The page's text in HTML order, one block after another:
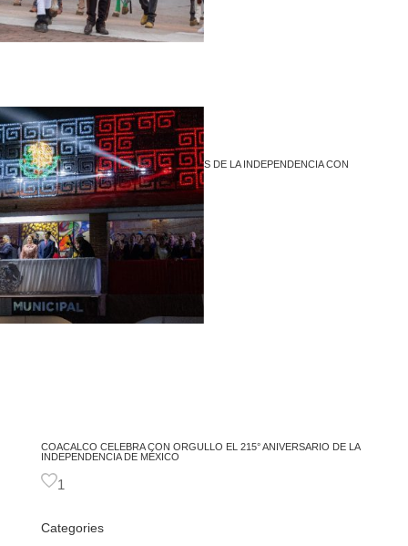
COACALCO HONRA A LOS HÉROES DE LA INDEPENDENCIA CON
TRADICIONAL DESFILE
1
COACALCO CELEBRA CON ORGULLO EL 215° ANIVERSARIO DE LA
INDEPENDENCIA DE MÉXICO
1
Categories